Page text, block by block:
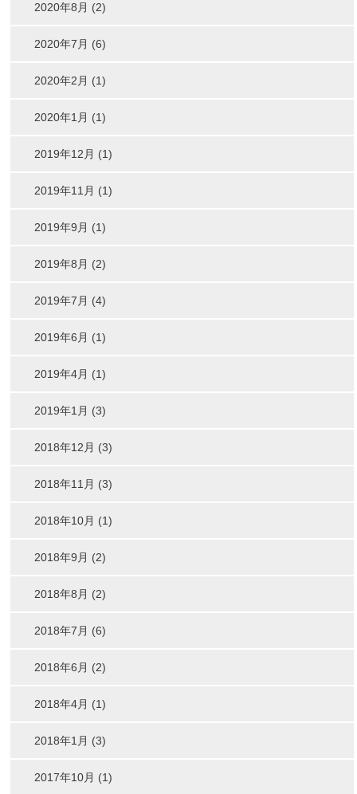
2020年8月 (2)
2020年7月 (6)
2020年2月 (1)
2020年1月 (1)
2019年12月 (1)
2019年11月 (1)
2019年9月 (1)
2019年8月 (2)
2019年7月 (4)
2019年6月 (1)
2019年4月 (1)
2019年1月 (3)
2018年12月 (3)
2018年11月 (3)
2018年10月 (1)
2018年9月 (2)
2018年8月 (2)
2018年7月 (6)
2018年6月 (2)
2018年4月 (1)
2018年1月 (3)
2017年10月 (1)